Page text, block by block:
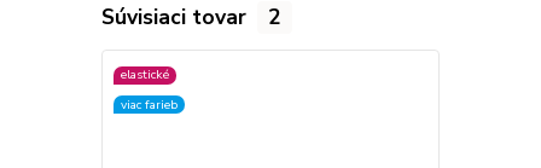
Súvisiaci tovar 2
elastické
viac farieb